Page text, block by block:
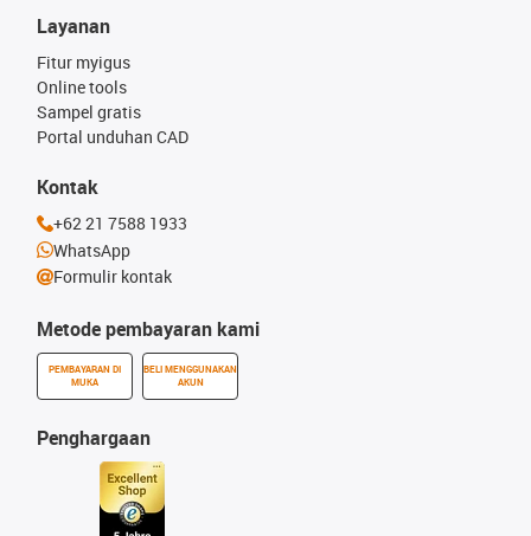
Metode pembayaran kami
PEMBAYARAN DI
MUKA
BELI MENGGUNAKAN
AKUN
Layanan
Fitur myigus
Online tools
Sampel gratis
Portal unduhan CAD
Penghargaan
Kontak
+62 21 7588 1933
WhatsApp
Formulir kontak